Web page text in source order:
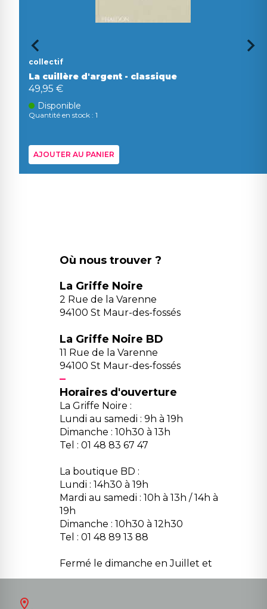
collectif
La cuillère d'argent - classique
49,95 €
Disponible
Quantité en stock : 1
AJOUTER AU PANIER
Où nous trouver ?
La Griffe Noire
2 Rue de la Varenne
94100 St Maur-des-fossés
La Griffe Noire BD
11 Rue de la Varenne
94100 St Maur-des-fossés
Horaires d'ouverture
La Griffe Noire :
Lundi au samedi : 9h à 19h
Dimanche : 10h30 à 13h
Tel : 01 48 83 67 47
La boutique BD :
Lundi : 14h30 à 19h
Mardi au samedi : 10h à 13h / 14h à
19h
Dimanche : 10h30 à 12h30
Tel : 01 48 89 13 88
Fermé le dimanche en Juillet et
Août